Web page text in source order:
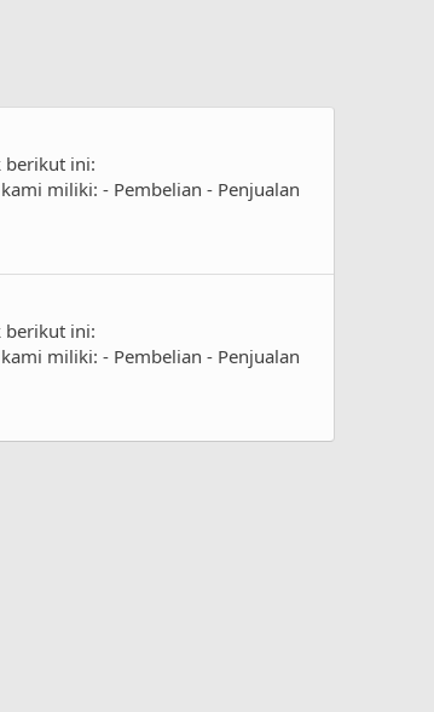
berikut ini:
miliki: - Pembelian - Penjualan
berikut ini:
miliki: - Pembelian - Penjualan